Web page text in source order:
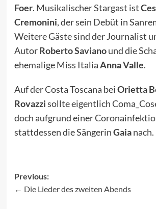
Foer. Musikalischer Stargast ist
Cremonini, der sein Debüt in
Weitere Gäste sind der Journalist
AutorRoberto Savianound die
ehemalige Miss ItaliaAnna Valle.
Auf der Costa Toscana beiOrietta
Rovazzisollte eigentlich
doch aufgrund einer
stattdessen die SängerinGaianach.
Post
Previous:
Die Lieder des zweiten Abends